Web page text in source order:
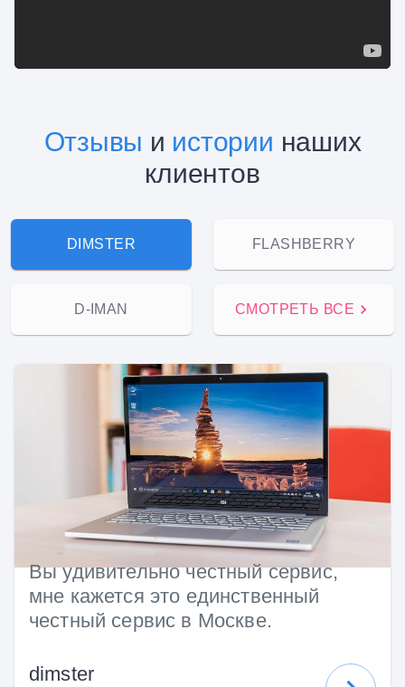
Отзывы и истории наших
клиентов
Вы удивительно честный сервис,
мне кажется это единственный
честный сервис в Москве.
dimster
DIMSTER FLASHBERRY
D-IMAN СМОТРЕТЬ ВСЕ